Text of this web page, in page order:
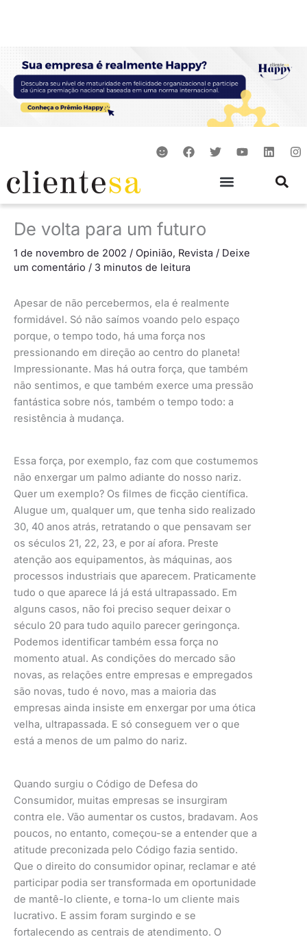
S
m
F
a
o
k
T
w
e
Y
o
b
L
i
d
I
n
g
De volta para um futuro
1 de novembro de 2002 / Opinião, Revista / Deixe
um comentário / 3 minutos de leitura
Apesar de não percebermos, ela é realmente
formidável. Só não saímos voando pelo espaço
porque, o tempo todo, há uma força nos
pressionando em direção ao centro do planeta!
Impressionante. Mas há outra força, que também
não sentimos, e que também exerce uma pressão
fantástica sobre nós, também o tempo todo: a
resistência à mudança.
Essa força, por exemplo, faz com que costumemos
não enxergar um palmo adiante do nosso nariz.
Quer um exemplo? Os filmes de ficção científica.
Alugue um, qualquer um, que tenha sido realizado
30, 40 anos atrás, retratando o que pensavam ser
os séculos 21, 22, 23, e por aí afora. Preste
atenção aos equipamentos, às máquinas, aos
processos industriais que aparecem. Praticamente
tudo o que aparece lá já está ultrapassado. Em
alguns casos, não foi preciso sequer deixar o
século 20 para tudo aquilo parecer geringonça.
Podemos identificar também essa força no
momento atual. As condições do mercado são
novas, as relações entre empresas e empregados
são novas, tudo é novo, mas a maioria das
empresas ainda insiste em enxergar por uma ótica
velha, ultrapassada. E só conseguem ver o que
está a menos de um palmo do nariz.
Quando surgiu o Código de Defesa do
Consumidor, muitas empresas se insurgiram
contra ele. Vão aumentar os custos, bradavam. Aos
poucos, no entanto, começou-se a entender que a
atitude preconizada pelo Código fazia sentido.
Que o direito do consumidor opinar, reclamar e até
participar podia ser transformada em oportunidade
de mantê-lo cliente, e torna-lo um cliente mais
lucrativo. E assim foram surgindo e se
fortalecendo as centrais de atendimento. O